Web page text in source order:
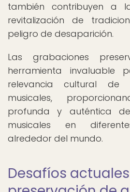
también contribuyen a
revitalización de
peligro de desaparición.
Las grabaciones
herramienta invaluable
relevancia cultural de
musicales,
profunda y auténtica
musicales en
alrededor del mundo.
Desafíos